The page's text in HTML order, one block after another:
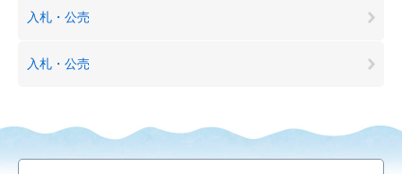
入札・公売
入札・公売